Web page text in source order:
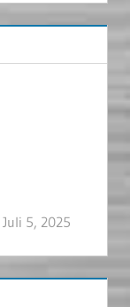
Juli 5, 2025